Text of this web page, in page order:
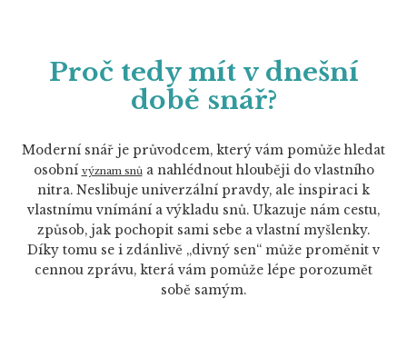
Proč tedy mít v dnešní
době snář?
Moderní snář je průvodcem, který vám pomůže hledat
osobní význam snůa nahlédnout hlouběji do vlastního
nitra. Neslibuje univerzální pravdy, ale inspiraci k
vlastnímu vnímání a výkladu snů. Ukazuje nám cestu,
způsob, jak pochopit sami sebe a vlastní myšlenky.
Díky tomu se i zdánlivě „divný sen“ může proměnit v
cennou zprávu, která vám pomůže lépe porozumět
sobě samým.